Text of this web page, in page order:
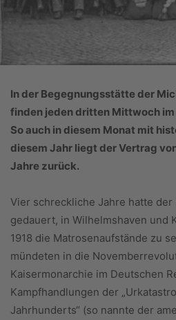
In der Begegnungsstätte der
finden jeden dritten Mittwoch
So auch in diesem Monat mit
diesem Jahr liegt der Vertrag
Jahre zurück.
Vier schreckliche Jahre hatte der
gedauert, in Wilhelmshaven und
1918 die Matrosenaufstände zu
mündeten in die
Kaisermonarchie im Deutschen
Kampfhandlungen der
Jahrhunderts“ (so nannte der